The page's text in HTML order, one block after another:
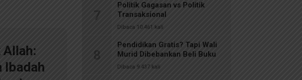
Ibadah
7
Politik Gagasan vs Politik
Transaksional
Dibaca 10.461 kali
8
Pendidikan Gratis? Tapi Wali
Murid Dibebankan Beli Buku
Dibaca 9.437 kali